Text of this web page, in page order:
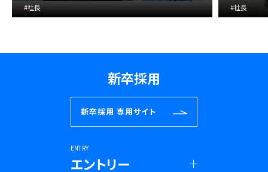
#社長 #社長
新卒採用
新卒採用 専用サイト
ENTRY
エントリー